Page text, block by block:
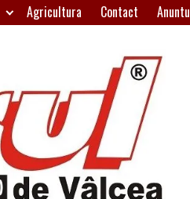
Agricultura Contact